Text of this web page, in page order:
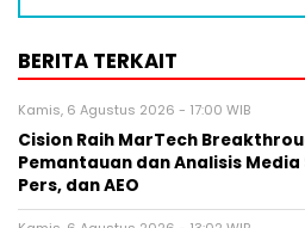
BERITA TERKAIT
Kamis, 6 Agustus 2026 - 17:00 WIB
Cision Raih MarTech
Pemantauan dan Analisis
Pers, dan AEO